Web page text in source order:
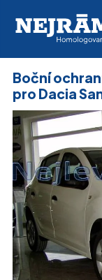
Boční
pro Dacia